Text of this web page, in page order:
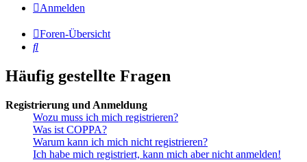
Anmelden
Foren-Übersicht
Suche
Häufig gestellte Fragen
Registrierung und Anmeldung
Wozu muss ich mich registrieren?
Was ist COPPA?
Warum kann ich mich nicht registrieren?
Ich habe mich registriert, kann mich aber nicht anmelden!